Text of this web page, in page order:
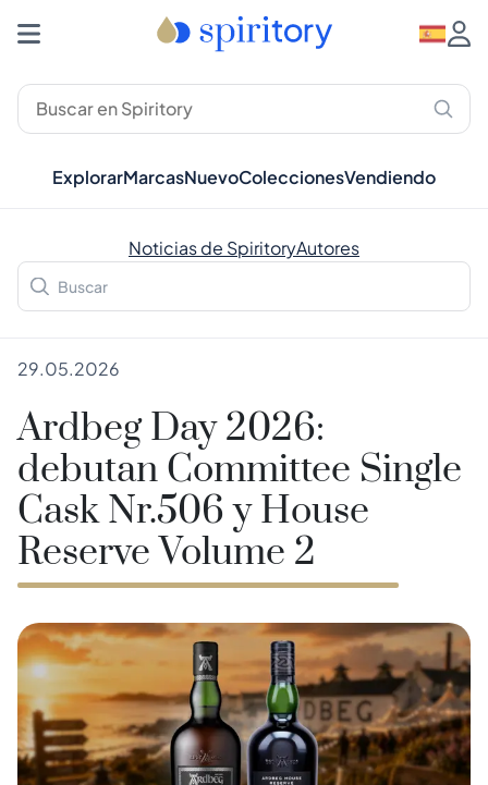
ExplorarMarcasNuevoColeccionesVendiendo
Noticias de SpiritoryAutores
29.05.2026
Ardbeg Day 2026:
debutan Committee Single
Cask Nr.506 y House
Reserve Volume 2